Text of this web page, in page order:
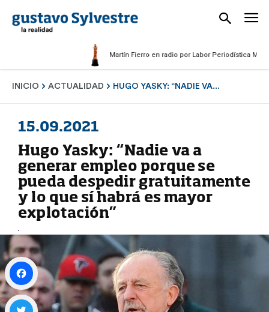
Martín Fierro en radio por Labor Periodística Masculina
INICIO ACTUALIDAD HUGO YASKY: “NADIE VA...
15.09.2021
Hugo Yasky: “Nadie va a
generar empleo porque se
pueda despedir gratuitamente
y lo que sí habrá es mayor
explotación”
Facebook